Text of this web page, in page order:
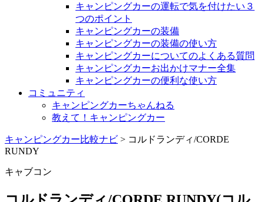
キャンピングカーの運転で気を付けたい３
つのポイント
キャンピングカーの装備
キャンピングカーの装備の使い方
キャンピングカーについてのよくある質問
キャンピングカーお出かけマナー全集
キャンピングカーの便利な使い方
コミュニティ
キャンピングカーちゃんねる
教えて！キャンピングカー
キャンピングカー比較ナビ > コルドランディ/CORDE
RUNDY
キャブコン